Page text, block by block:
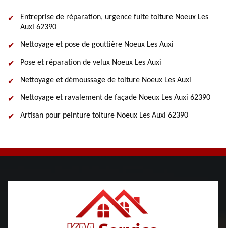
Entreprise de réparation, urgence fuite toiture Noeux Les
Auxi 62390
Nettoyage et pose de gouttière Noeux Les Auxi
Pose et réparation de velux Noeux Les Auxi
Nettoyage et démoussage de toiture Noeux Les Auxi
Nettoyage et ravalement de façade Noeux Les Auxi 62390
Artisan pour peinture toiture Noeux Les Auxi 62390